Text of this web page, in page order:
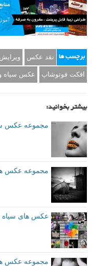
برچسب ها نقد عکس
افکت فوتوشاپ عکس سیاه
بیشتر بخوانید:
مجموعه عکس
مجموعه عکس
عکس های سیاه
مجموعه عکس